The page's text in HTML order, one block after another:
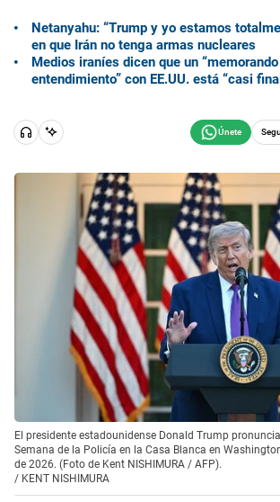
Netanyahu: “Trump y yo estamos
en que Irán no tenga armas nucleares
Medios iraníes dicen que un
entendimiento” con EE.UU. está “casi
El presidente estadounidense Donald Trump
Semana de la Policía en la Casa Blanca en
de 2026. (Foto de Kent NISHIMURA / AFP).
/ KENT NISHIMURA